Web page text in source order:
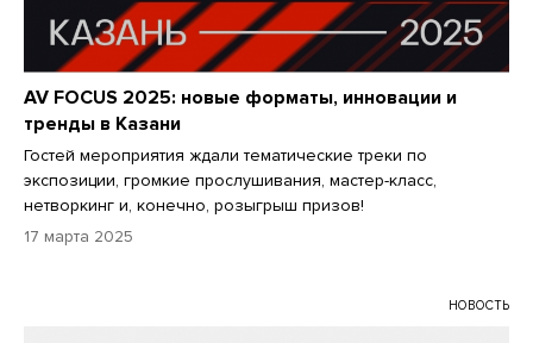
AV FOCUS 2025: новые форматы, инновации и
тренды в Казани
Гостей мероприятия ждали тематические треки по
экспозиции, громкие прослушивания, мастер-класс,
нетворкинг и, конечно, розыгрыш призов!
17 марта 2025
НОВОСТЬ